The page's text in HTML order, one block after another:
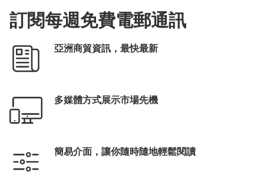
訂閱每週免費電郵通訊
亞洲商貿資訊，最快最新
多媒體方式展示市場先機
簡易介面，讓你隨時隨地輕鬆閱讀